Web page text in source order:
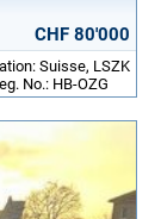
CHF 80'000
Suisse, LSZK
No.: HB-OZG